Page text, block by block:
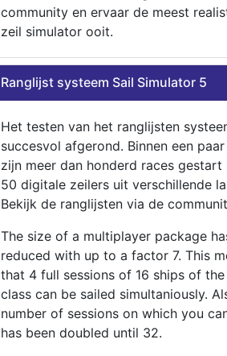
community en ervaar de meest
zeil simulator ooit.
Ranglijst systeem Sail Simulator 5
Het testen van het ranglijsten
succesvol afgerond. Binnen een
zijn meer dan honderd races gestart
50 digitale zeilers uit verschillende
Bekijk de ranglijsten via de
The size of a multiplayer package
reduced with up to a factor 7. This
that 4 full sessions of 16 ships of
class can be sailed simultaniously.
number of sessions on which you
has been doubled until 32.